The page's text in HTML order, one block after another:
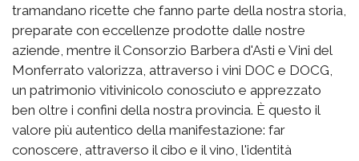
tramandano ricette che fanno parte della nostra storia,
preparate con eccellenze prodotte dalle nostre
aziende, mentre il Consorzio Barbera d'Asti e Vini del
Monferrato valorizza, attraverso i vini DOC e DOCG,
un patrimonio vitivinicolo conosciuto e apprezzato
ben oltre i confini della nostra provincia. È questo il
valore più autentico della manifestazione: far
conoscere, attraverso il cibo e il vino, l'identità